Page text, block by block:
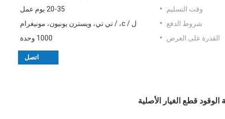
وقت التسليم:
20-35 يوم عمل
شروط الدفع:
ل / c، / تي تي، ويسترن يونيون، مونيغرام
القدرة على العرض:
1000 وحدة
اتصل